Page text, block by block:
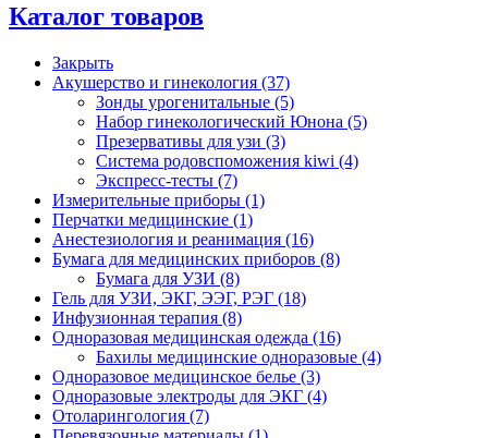
Каталог товаров
Закрыть
Акушерство и гинекология (37)
Зонды урогенитальные (5)
Набор гинекологический Юнона (5)
Презервативы для узи (3)
Система родовспоможения kiwi (4)
Экспресс-тесты (7)
Измерительные приборы (1)
Перчатки медицинские (1)
Анестезиология и реанимация (16)
Бумага для медицинских приборов (8)
Бумага для УЗИ (8)
Гель для УЗИ, ЭКГ, ЭЭГ, РЭГ (18)
Инфузионная терапия (8)
Одноразовая медицинская одежда (16)
Бахилы медицинские одноразовые (4)
Одноразовое медицинское белье (3)
Одноразовые электроды для ЭКГ (4)
Отоларингология (7)